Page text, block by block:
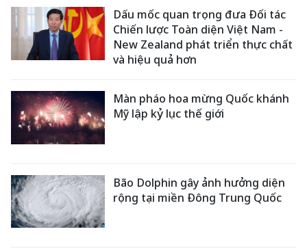
Dấu mốc quan trọng đưa Đối tác
Chiến lược Toàn diện Việt Nam -
New Zealand phát triển thực chất
và hiệu quả hơn
Màn pháo hoa mừng Quốc khánh
Mỹ lập kỷ lục thế giới
Bão Dolphin gây ảnh hưởng diện
rộng tại miền Đông Trung Quốc